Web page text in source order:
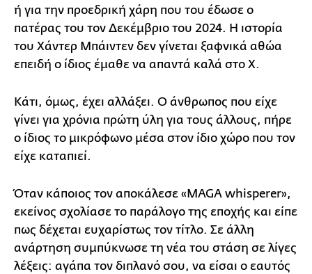
ή για την προεδρική χάρη που του έδωσε ο
πατέρας του τον Δεκέμβριο του 2024. Η ιστορία
του Χάντερ Μπάιντεν δεν γίνεται ξαφνικά αθώα
επειδή ο ίδιος έμαθε να απαντά καλά στο X.
Κάτι, όμως, έχει αλλάξει. Ο άνθρωπος που είχε
γίνει για χρόνια πρώτη ύλη για τους άλλους, πήρε
ο ίδιος το μικρόφωνο μέσα στον ίδιο χώρο που τον
είχε καταπιεί.
Όταν κάποιος τον αποκάλεσε «MAGA whisperer»,
εκείνος σχολίασε το παράλογο της εποχής και είπε
πως δέχεται ευχαρίστως τον τίτλο. Σε άλλη
ανάρτηση συμπύκνωσε τη νέα του στάση σε λίγες
λέξεις: αγάπα τον διπλανό σου, να είσαι ο εαυτός